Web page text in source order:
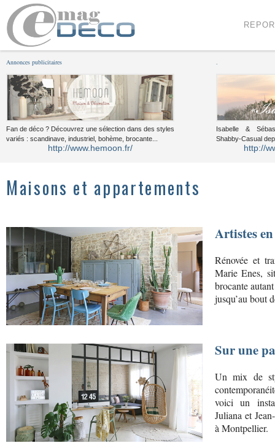
Annonces publicitaires
Fan de déco ? Découvrez une sélection dans des styles
variés : scandinave, industriel, bohème, brocante...
http://www.hemoon.fr/
Isabelle &
Shabby-Casual
http://
Maisons et appartements
Artistes
Rénovée et
Marie Enes,
brocante
jusqu’au bout
Sur une
Un mix de
voici un
Juliana et
à Montpellier.